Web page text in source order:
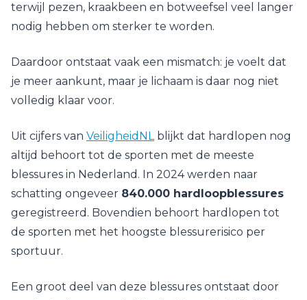
terwijl pezen, kraakbeen en botweefsel veel langer
nodig hebben om sterker te worden.
Daardoor ontstaat vaak een mismatch: je voelt dat
je meer aankunt, maar je lichaam is daar nog niet
volledig klaar voor.
Uit cijfers van VeiligheidNLblijkt dat hardlopen nog
altijd behoort tot de sporten met de meeste
blessures in Nederland. In 2024 werden naar
schatting ongeveer 840.000 hardloopblessures
geregistreerd. Bovendien behoort hardlopen tot
de sporten met het hoogste blessurerisico per
sportuur.
Een groot deel van deze blessures ontstaat door